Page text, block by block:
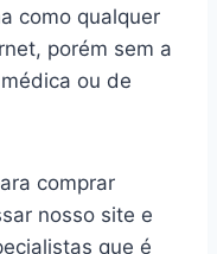
como qualquer
porém sem a
ou de
comprar
nosso site e
que é